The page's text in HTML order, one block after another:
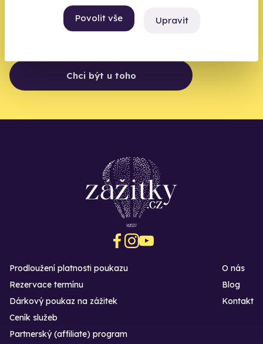
Povolit vše Upravit
Chci být u toho
Prodloužení platnosti poukazu
Rezervace termínu
Dárkový poukaz na zážitek
O nás
Blog
Kontakt
Ceník služeb
Partnerský (affiliate) program